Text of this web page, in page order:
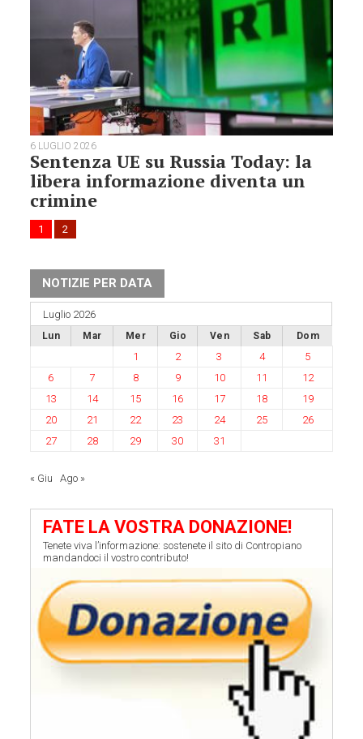
6 LUGLIO 2026
Sentenza UE su Russia Today: la
libera informazione diventa un
crimine
1 2
NOTIZIE PER DATA
Luglio 2026
Lun Mar Mer Gio Ven Sab Dom
1 2 3 4
5
6
7 8 9 10 11
12
13
14 15 16 17 18
19
20
21 22 23 24 25
26
27
28 29 30 31
« Giu Ago »
FATE LA VOSTRA DONAZIONE!
Tenete viva l’informazione: sostenete il sito di Contropiano
mandandoci il vostro contributo!